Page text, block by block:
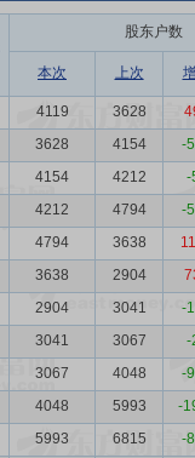
股东户数
本次 上次
4119 3628
3628 4154
-
4154 4212
-
4212 4794
-
4794 3638
3638 2904
2904 3041
-
3041 3067
-
3067 4048
-
4048 5993
-
5993 6815
-